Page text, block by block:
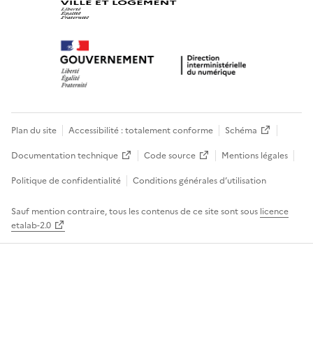
Plan du site Accessibilité : totalement conforme
Schéma
Documentation technique
Code source
Mentions légales
Politique de confidentialité
Conditions générales d’utilisation
Sauf mention contraire, tous les contenus de ce site sont sous licence
etalab-2.0